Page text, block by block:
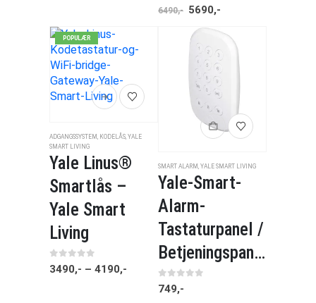
0 av 5
6490,- 5690,-
POPULÆR
ADGANGSSYSTEM , KODELÅS, YALE
SMART LIVING
Yale Linus®
Smartlås –
Yale Smart
Living
0 av 5
3490,- – 4190,-
SMART ALARM , YALE SMART LIVING
Yale-Smart-
Alarm-
Tastaturpanel /
Betjeningspanel
0 av 5
749,-